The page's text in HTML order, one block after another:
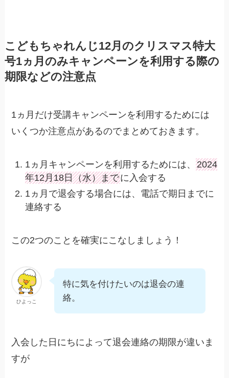
こどもちゃれんじ12月のクリスマス特大
号1ヵ月のみキャンペーンを利用する際の
期限などの注意点
1ヵ月だけ受講キャンペーンを利用するためには
いくつか注意点があるのでまとめておきます。
1ヵ月キャンペーンを利用するためには、2024
年12月18日（水）までに入会する
1ヵ月で退会する場合には、電話で期日までに
連絡する
この2つのことを確実にこなしましょう！
ひよっこ
特に気を付けたいのは退会の連
絡。
入会した日にちによって退会連絡の期限が違いま
すが